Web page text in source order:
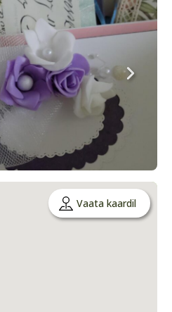
Vaata kaardil